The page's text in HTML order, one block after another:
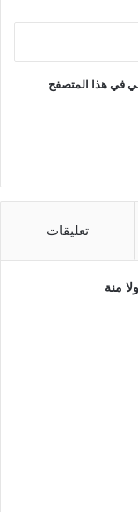
في هذا المتصفح
تعليقات
منة